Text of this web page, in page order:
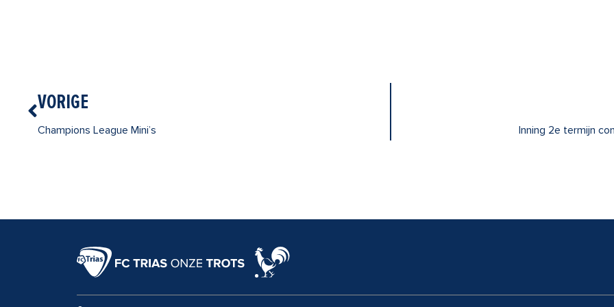
Vorige
VORIGE
Champions League Mini’s Inning 2e termijn